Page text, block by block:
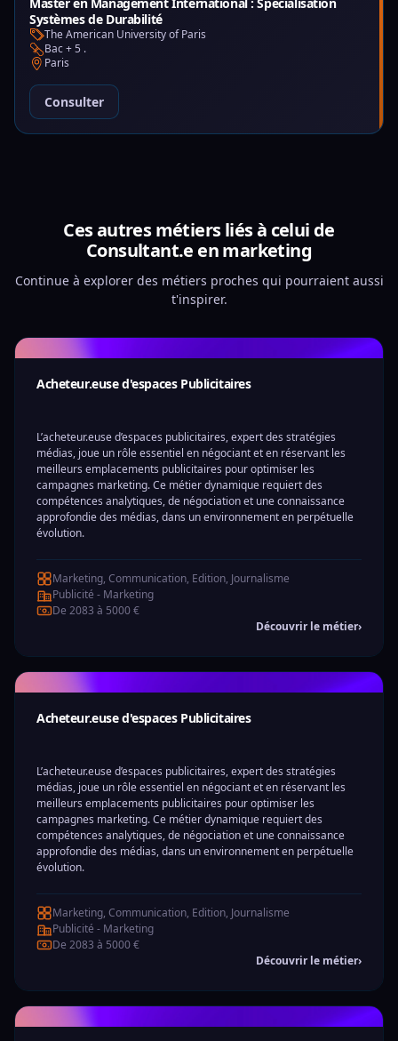
Systèmes de Durabilité
The American University of Paris
Bac + 5 .
Paris
Consulter
Ces autres métiers liés à celui de
Consultant.e en marketing
Continue à explorer des métiers proches qui pourraient aussi
t'inspirer.
Acheteur.euse d'espaces Publicitaires
L’acheteur.euse d’espaces publicitaires, expert des stratégies
médias, joue un rôle essentiel en négociant et en réservant les
meilleurs emplacements publicitaires pour optimiser les
campagnes marketing. Ce métier dynamique requiert des
compétences analytiques, de négociation et une connaissance
approfondie des médias, dans un environnement en perpétuelle
évolution.
Marketing, Communication, Edition, Journalisme
Publicité - Marketing
De 2083 à 5000 €
Découvrir le métier›
Acheteur.euse d'espaces Publicitaires
L’acheteur.euse d’espaces publicitaires, expert des stratégies
médias, joue un rôle essentiel en négociant et en réservant les
meilleurs emplacements publicitaires pour optimiser les
campagnes marketing. Ce métier dynamique requiert des
compétences analytiques, de négociation et une connaissance
approfondie des médias, dans un environnement en perpétuelle
évolution.
Marketing, Communication, Edition, Journalisme
Publicité - Marketing
De 2083 à 5000 €
Découvrir le métier›